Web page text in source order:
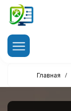
Главная /